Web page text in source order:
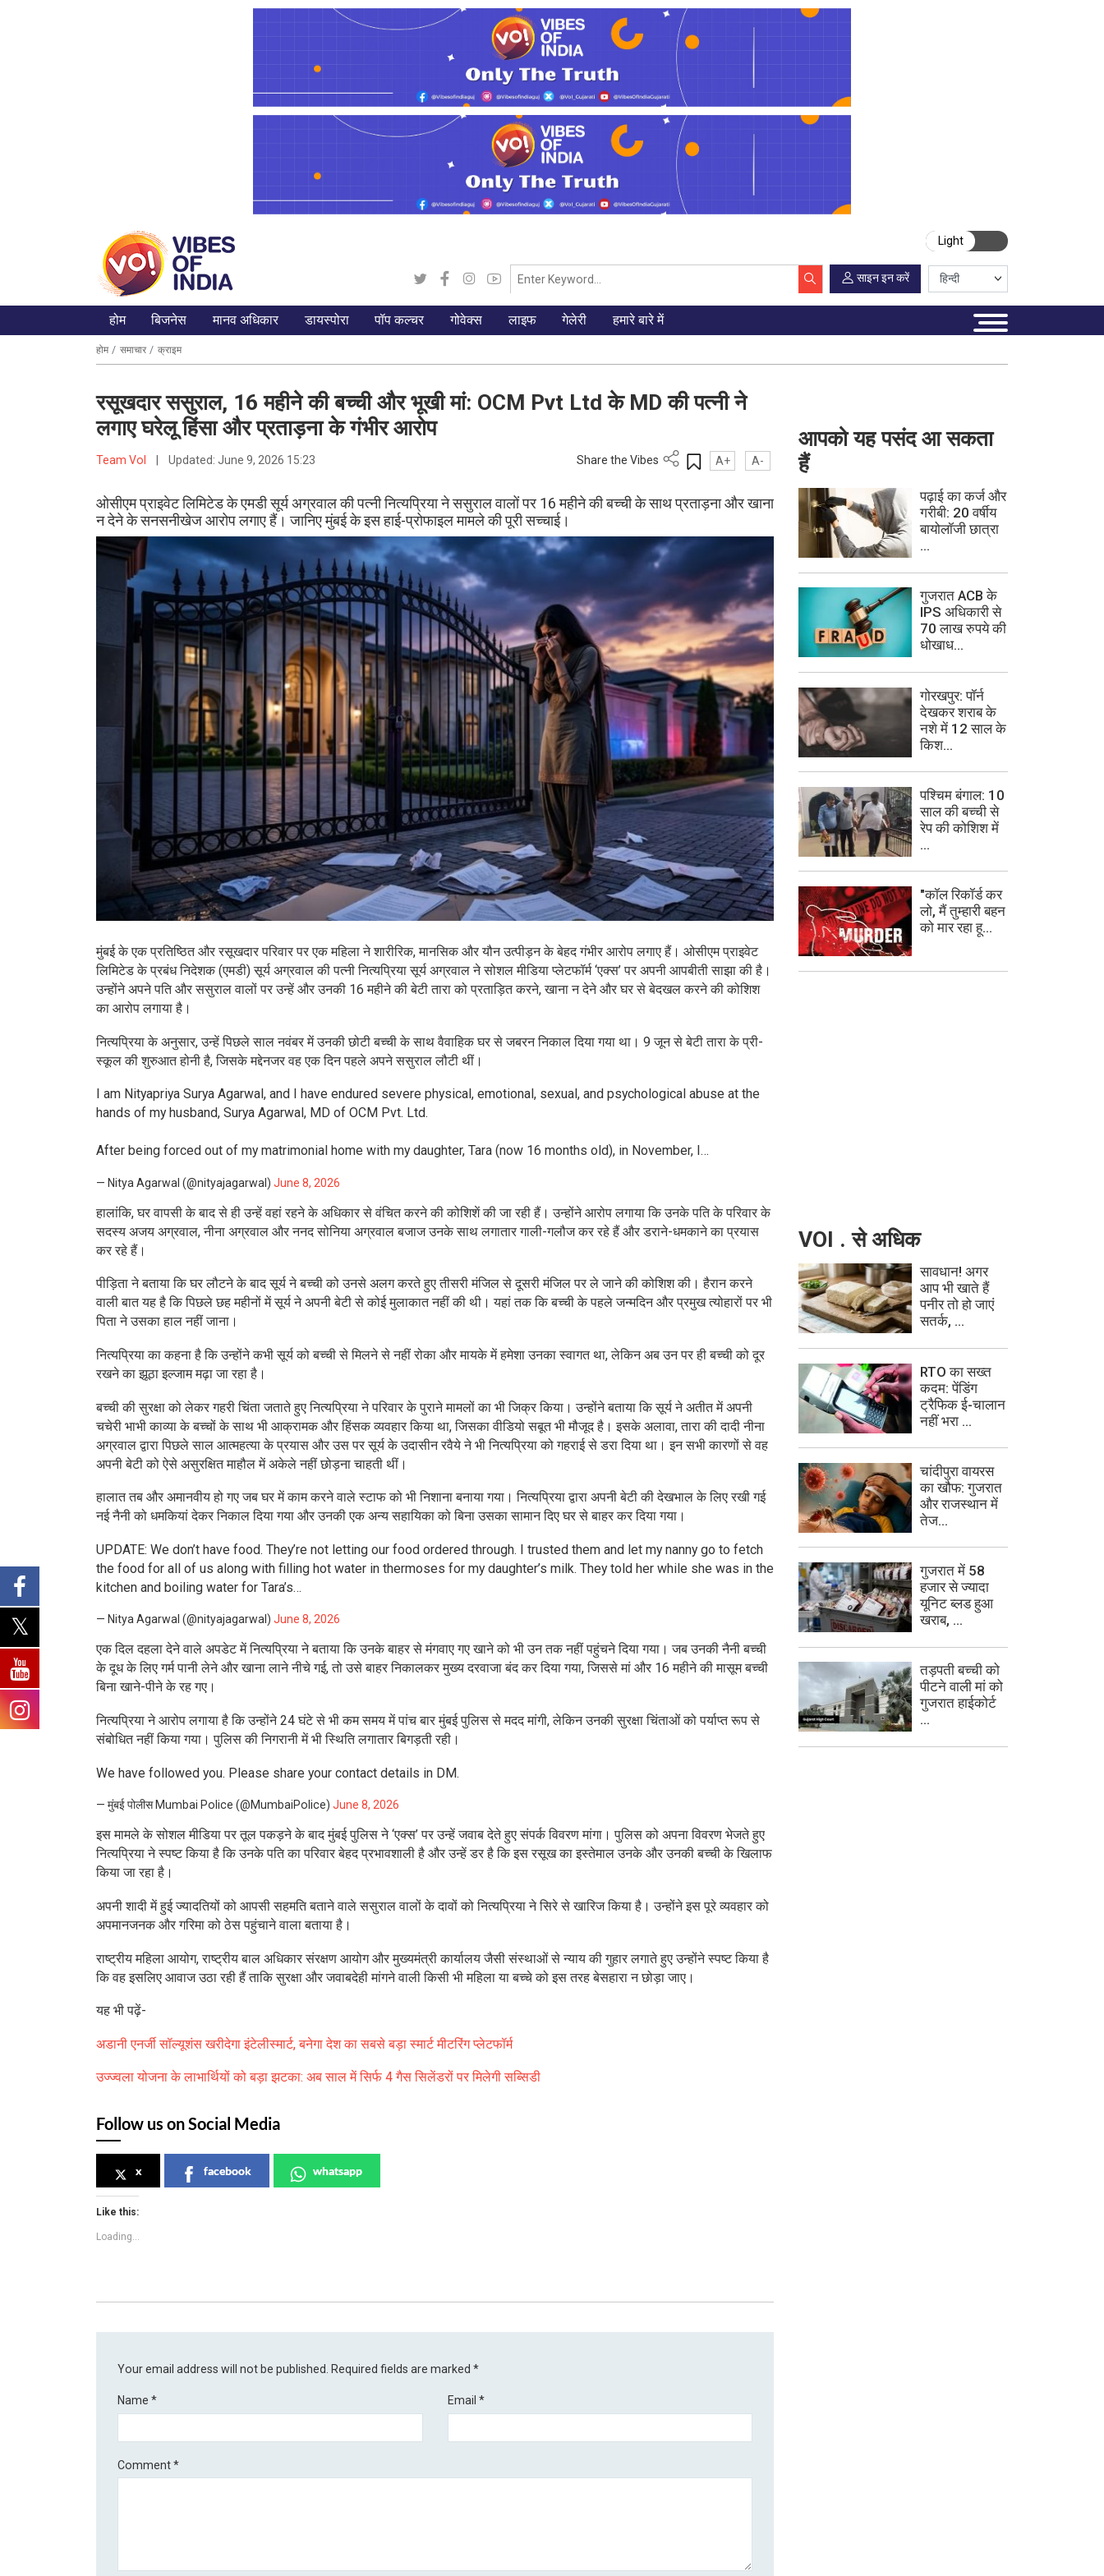
Light
साइन इन करें
होम बिजनेस मानव अधिकार डायस्पोरा पॉप कल्चर गोवेक्स लाइफ गेलेरी हमारे बारे में
होम समाचार क्राइम
रसूखदार ससुराल, 16 महीने की बच्ची और भूखी मां: OCM Pvt Ltd के MD की पत्नी ने
लगाए घरेलू हिंसा और प्रताड़ना के गंभीर आरोप
Team VoI Updated: June 9, 2026 15:23 Share the Vibes A+ A-
ओसीएम प्राइवेट लिमिटेड के एमडी सूर्य अग्रवाल की पत्नी नित्यप्रिया ने ससुराल वालों पर 16 महीने की बच्ची के साथ प्रताड़ना और खाना
न देने के सनसनीखेज आरोप लगाए हैं। जानिए मुंबई के इस हाई-प्रोफाइल मामले की पूरी सच्चाई।
मुंबई के एक प्रतिष्ठित और रसूखदार परिवार पर एक महिला ने शारीरिक, मानसिक और यौन उत्पीड़न के बेहद गंभीर आरोप लगाए हैं। ओसीएम प्राइवेट
लिमिटेड के प्रबंध निदेशक (एमडी) सूर्य अग्रवाल की पत्नी नित्यप्रिया सूर्य अग्रवाल ने सोशल मीडिया प्लेटफॉर्म ‘एक्स’ पर अपनी आपबीती साझा की है।
उन्होंने अपने पति और ससुराल वालों पर उन्हें और उनकी 16 महीने की बेटी तारा को प्रताड़ित करने, खाना न देने और घर से बेदखल करने की कोशिश
का आरोप लगाया है।
नित्यप्रिया के अनुसार, उन्हें पिछले साल नवंबर में उनकी छोटी बच्ची के साथ वैवाहिक घर से जबरन निकाल दिया गया था। 9 जून से बेटी तारा के प्री-
स्कूल की शुरुआत होनी है, जिसके मद्देनजर वह एक दिन पहले अपने ससुराल लौटी थीं।
I am Nityapriya Surya Agarwal, and I have endured severe physical, emotional, sexual, and psychological abuse at the
hands of my husband, Surya Agarwal, MD of OCM Pvt. Ltd.
After being forced out of my matrimonial home with my daughter, Tara (now 16 months old), in November, I…
— Nitya Agarwal (@nityajagarwal) June 8, 2026
हालांकि, घर वापसी के बाद से ही उन्हें वहां रहने के अधिकार से वंचित करने की कोशिशें की जा रही हैं। उन्होंने आरोप लगाया कि उनके पति के परिवार के
सदस्य अजय अग्रवाल, नीना अग्रवाल और ननद सोनिया अग्रवाल बजाज उनके साथ लगातार गाली-गलौज कर रहे हैं और डराने-धमकाने का प्रयास
कर रहे हैं।
पीड़िता ने बताया कि घर लौटने के बाद सूर्य ने बच्ची को उनसे अलग करते हुए तीसरी मंजिल से दूसरी मंजिल पर ले जाने की कोशिश की। हैरान करने
वाली बात यह है कि पिछले छह महीनों में सूर्य ने अपनी बेटी से कोई मुलाकात नहीं की थी। यहां तक कि बच्ची के पहले जन्मदिन और प्रमुख त्योहारों पर भी
पिता ने उसका हाल नहीं जाना।
नित्यप्रिया का कहना है कि उन्होंने कभी सूर्य को बच्ची से मिलने से नहीं रोका और मायके में हमेशा उनका स्वागत था, लेकिन अब उन पर ही बच्ची को दूर
रखने का झूठा इल्जाम मढ़ा जा रहा है।
बच्ची की सुरक्षा को लेकर गहरी चिंता जताते हुए नित्यप्रिया ने परिवार के पुराने मामलों का भी जिक्र किया। उन्होंने बताया कि सूर्य ने अतीत में अपनी
चचेरी भाभी काव्या के बच्चों के साथ भी आक्रामक और हिंसक व्यवहार किया था, जिसका वीडियो सबूत भी मौजूद है। इसके अलावा, तारा की दादी नीना
अग्रवाल द्वारा पिछले साल आत्महत्या के प्रयास और उस पर सूर्य के उदासीन रवैये ने भी नित्यप्रिया को गहराई से डरा दिया था। इन सभी कारणों से वह
अपनी बेटी को ऐसे असुरक्षित माहौल में अकेले नहीं छोड़ना चाहती थीं।
हालात तब और अमानवीय हो गए जब घर में काम करने वाले स्टाफ को भी निशाना बनाया गया। नित्यप्रिया द्वारा अपनी बेटी की देखभाल के लिए रखी गई
नई नैनी को धमकियां देकर निकाल दिया गया और उनकी एक अन्य सहायिका को बिना उसका सामान दिए घर से बाहर कर दिया गया।
UPDATE: We don’t have food. They’re not letting our food ordered through. I trusted them and let my nanny go to fetch
the food for all of us along with filling hot water in thermoses for my daughter’s milk. They told her while she was in the
kitchen and boiling water for Tara’s…
— Nitya Agarwal (@nityajagarwal) June 8, 2026
एक दिल दहला देने वाले अपडेट में नित्यप्रिया ने बताया कि उनके बाहर से मंगवाए गए खाने को भी उन तक नहीं पहुंचने दिया गया। जब उनकी नैनी बच्ची
के दूध के लिए गर्म पानी लेने और खाना लाने नीचे गई, तो उसे बाहर निकालकर मुख्य दरवाजा बंद कर दिया गया, जिससे मां और 16 महीने की मासूम बच्ची
बिना खाने-पीने के रह गए।
नित्यप्रिया ने आरोप लगाया है कि उन्होंने 24 घंटे से भी कम समय में पांच बार मुंबई पुलिस से मदद मांगी, लेकिन उनकी सुरक्षा चिंताओं को पर्याप्त रूप से
संबोधित नहीं किया गया। पुलिस की निगरानी में भी स्थिति लगातार बिगड़ती रही।
We have followed you. Please share your contact details in DM.
— मुंबई पोलीस Mumbai Police (@MumbaiPolice) June 8, 2026
इस मामले के सोशल मीडिया पर तूल पकड़ने के बाद मुंबई पुलिस ने ‘एक्स’ पर उन्हें जवाब देते हुए संपर्क विवरण मांगा। पुलिस को अपना विवरण भेजते हुए
नित्यप्रिया ने स्पष्ट किया है कि उनके पति का परिवार बेहद प्रभावशाली है और उन्हें डर है कि इस रसूख का इस्तेमाल उनके और उनकी बच्ची के खिलाफ
किया जा रहा है।
अपनी शादी में हुई ज्यादतियों को आपसी सहमति बताने वाले ससुराल वालों के दावों को नित्यप्रिया ने सिरे से खारिज किया है। उन्होंने इस पूरे व्यवहार को
अपमानजनक और गरिमा को ठेस पहुंचाने वाला बताया है।
राष्ट्रीय महिला आयोग, राष्ट्रीय बाल अधिकार संरक्षण आयोग और मुख्यमंत्री कार्यालय जैसी संस्थाओं से न्याय की गुहार लगाते हुए उन्होंने स्पष्ट किया है
कि वह इसलिए आवाज उठा रही हैं ताकि सुरक्षा और जवाबदेही मांगने वाली किसी भी महिला या बच्चे को इस तरह बेसहारा न छोड़ा जाए।
यह भी पढ़ें-
अडानी एनर्जी सॉल्यूशंस खरीदेगा इंटेलीस्मार्ट, बनेगा देश का सबसे बड़ा स्मार्ट मीटरिंग प्लेटफॉर्म
उज्ज्वला योजना के लाभार्थियों को बड़ा झटका: अब साल में सिर्फ 4 गैस सिलेंडरों पर मिलेगी सब्सिडी
Follow us on Social Media
x facebook whatsapp
Like this:
Loading...
Your email address will not be published. Required fields are marked*
Name* Email *
Comment*
आपको यह पसंद आ सकता
हैं
पढ़ाई का कर्ज और
गरीबी: 20 वर्षीय
बायोलॉजी छात्रा
...
गुजरात ACB के
IPS अधिकारी से
70 लाख रुपये की
धोखाध...
गोरखपुर: पॉर्न
देखकर शराब के
नशे में 12 साल के
किश...
पश्चिम बंगाल: 10
साल की बच्ची से
रेप की कोशिश में
...
"कॉल रिकॉर्ड कर
लो, मैं तुम्हारी बहन
को मार रहा हू...
VOI . से अधिक
सावधान! अगर
आप भी खाते हैं
पनीर तो हो जाएं
सतर्क, ...
RTO का सख्त
कदम: पेंडिंग
ट्रैफिक ई-चालान
नहीं भरा ...
चांदीपुरा वायरस
का खौफ: गुजरात
और राजस्थान में
तेज...
गुजरात में 58
हजार से ज्यादा
यूनिट ब्लड हुआ
खराब, ...
तड़पती बच्ची को
पीटने वाली मां को
गुजरात हाईकोर्ट
...